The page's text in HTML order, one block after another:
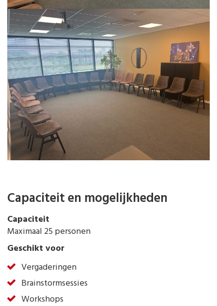
Capaciteit en mogelijkheden
Capaciteit
Maximaal 25 personen
Geschikt voor
Vergaderingen
Brainstormsessies
Workshops